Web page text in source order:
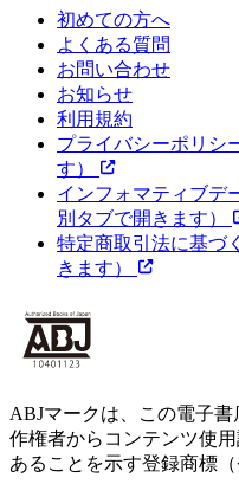
初めての方へ
よくある質問
お問い合わせ
お知らせ
利用規約
プライバシーポリシ
す）
インフォマティブデ
別タブで開きます）
特定商取引法に基づ
きます）
ABJマークは、この電子
作権者からコンテンツ使
あることを示す登録商標（